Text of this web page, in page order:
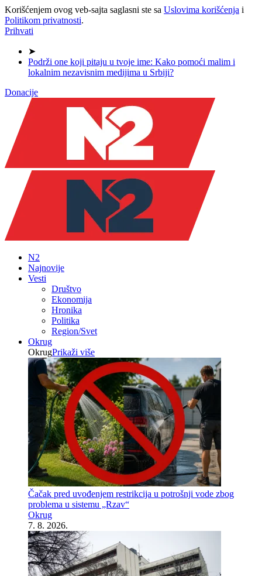
Korišćenjem ovog veb-sajta saglasni ste sa Uslovima korišćenja i
Politikom privatnosti.
Prihvati
➤
Podrži one koji pitaju u tvoje ime: Kako pomoći malim i
lokalnim nezavisnim medijima u Srbiji?
Donacije
N2
Najnovije
Vesti
Društvo
Ekonomija
Hronika
Politika
Region/Svet
Okrug
OkrugPrikaži više
Čačak pred uvođenjem restrikcija u potrošnji vode zbog
problema u sistemu „Rzav“
Okrug
7. 8. 2026.